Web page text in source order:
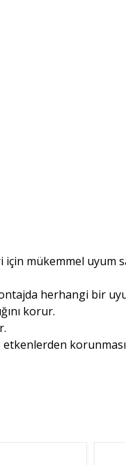
için mükemmel uyum
herhangi bir
korur.